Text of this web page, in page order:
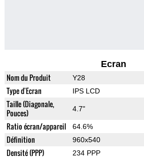
Ecran
Nom du Produit Y28
Type d'Ecran IPS LCD
Taille (Diagonale,
Pouces)
4.7"
Ratio écran/appareil 64.6%
Définition 960x540
Densité (PPP) 234 PPP